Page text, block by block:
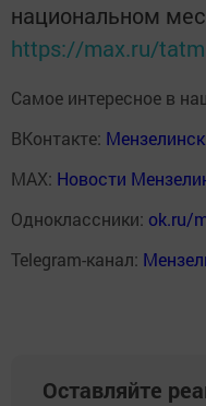
национальном
https://max.ru/
Самое интересное в
ВКонтакте:
MAX: Новости
Одноклассники: ok.ru/
Telegram-канал:
Оставляйте